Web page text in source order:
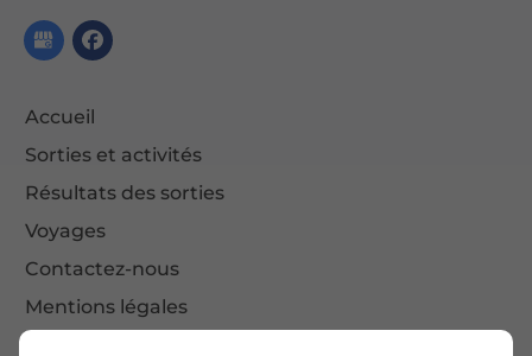
Accueil
Sorties et activités
Résultats des sorties
Voyages
Contactez-nous
Mentions légales